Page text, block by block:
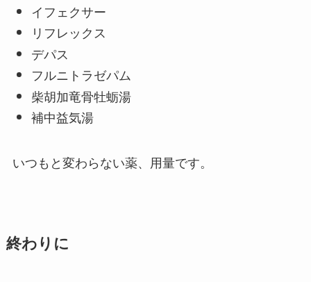
イフェクサー
リフレックス
デパス
フルニトラゼパム
柴胡加竜骨牡蛎湯
補中益気湯
いつもと変わらない薬、用量です。
終わりに